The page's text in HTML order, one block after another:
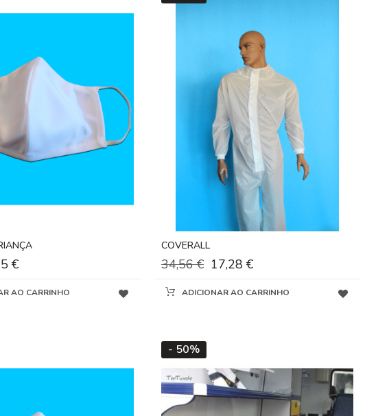
€
AO CARRINHO
COVERALL
17,28 €
34,56 €
ADICIONAR AO CARRINHO
- 50%